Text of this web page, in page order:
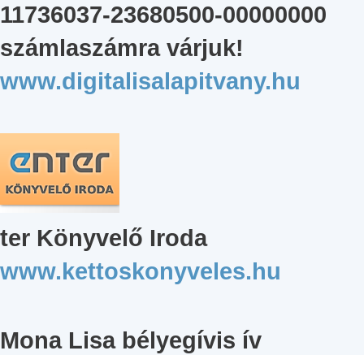
11736037-23680500-00000000
számlaszámra várjuk!
www.digitalisalapitvany.hu
ter Könyvelő Iroda
www.kettoskonyveles.hu
Mona Lisa bélyegívis ív